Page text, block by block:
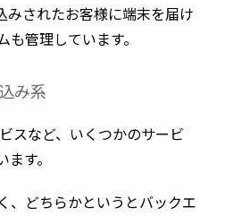
されたお客様に端末を届け
管理しています。
み系
スなど、いくつかのサービ
す。
、どちらかというとバックエ